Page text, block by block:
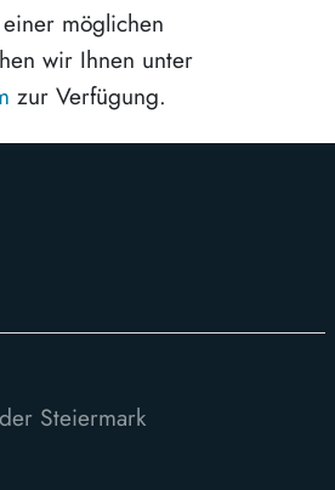
möglichen
wir Ihnen unter
zur Verfügung.
Steiermark